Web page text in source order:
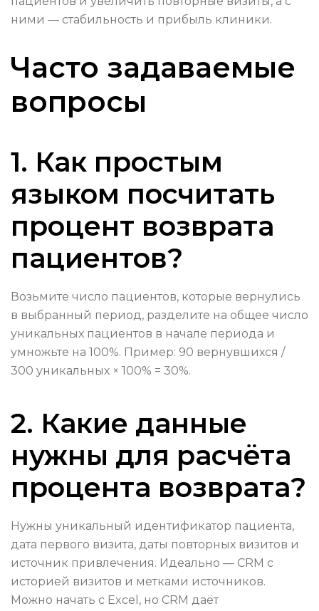
ними — стабильность и прибыль клиники.
Часто задаваемые
вопросы
1. Как простым
языком посчитать
процент возврата
пациентов?
Возьмите число пациентов, которые вернулись
в выбранный период, разделите на общее число
уникальных пациентов в начале периода и
умножьте на 100%. Пример: 90 вернувшихся /
300 уникальных × 100% = 30%.
2. Какие данные
нужны для расчёта
процента возврата?
Нужны уникальный идентификатор пациента,
дата первого визита, даты повторных визитов и
источник привлечения. Идеально — CRM с
историей визитов и метками источников.
Можно начать с Excel, но CRM даёт